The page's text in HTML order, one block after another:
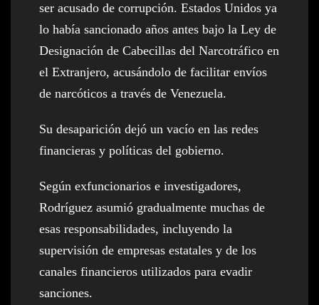
ser acusado de corrupción. Estados Unidos ya
lo había sancionado años antes bajo la Ley de
Designación de Cabecillas del Narcotráfico en
el Extranjero, acusándolo de facilitar envíos
de narcóticos a través de Venezuela.
Su desaparición dejó un vacío en las redes
financieras y políticas del gobierno.
Según exfuncionarios e investigadores,
Rodríguez asumió gradualmente muchas de
esas responsabilidades, incluyendo la
supervisión de empresas estatales y de los
canales financieros utilizados para evadir
sanciones.